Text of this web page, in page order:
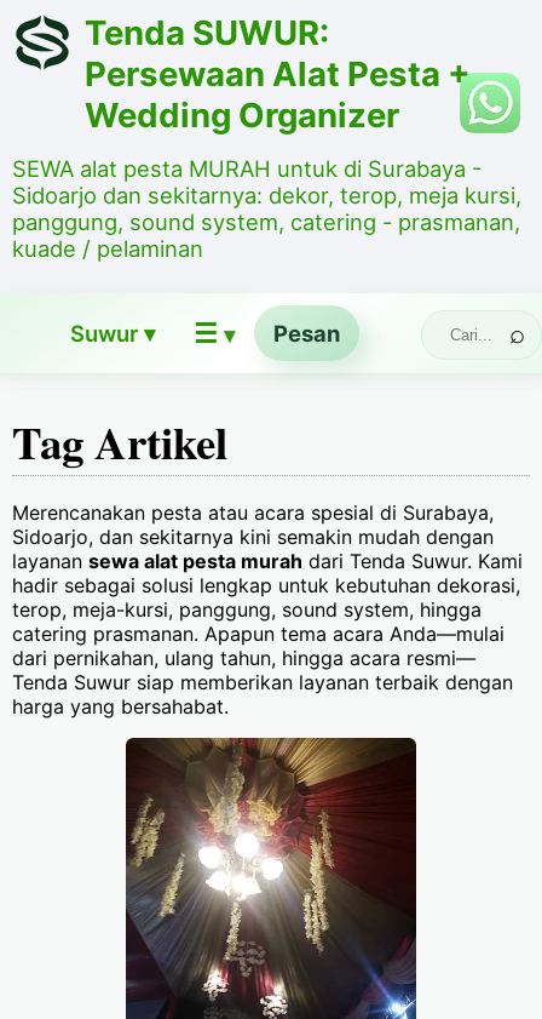
Tenda SUWUR:
Persewaan Alat Pesta +
Wedding Organizer
SEWA alat pesta MURAH untuk di Surabaya -
Sidoarjo dan sekitarnya: dekor, terop, meja kursi,
panggung, sound system, catering - prasmanan,
kuade / pelaminan
Suwur ▾ ☰ ▾ Pesan
Tag Artikel
Merencanakan pesta atau acara spesial di Surabaya,
Sidoarjo, dan sekitarnya kini semakin mudah dengan
layanan sewa alat pesta murah dari Tenda Suwur. Kami
hadir sebagai solusi lengkap untuk kebutuhan dekorasi,
terop, meja-kursi, panggung, sound system, hingga
catering prasmanan. Apapun tema acara Anda—mulai
dari pernikahan, ulang tahun, hingga acara resmi—
Tenda Suwur siap memberikan layanan terbaik dengan
harga yang bersahabat.